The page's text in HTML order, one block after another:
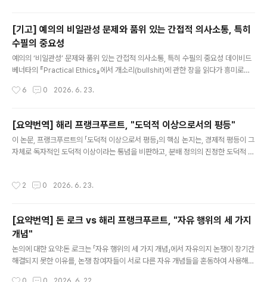
[기고] 예의의 비일관성 문제와 품위 있는 간접적 의사소통, 특히
수필의 중요성
예의의 ‘비일관성’ 문제와 품위 있는 간접적 의사소통, 특히 수필의 중요성 데이비드
베너타의 『Practical Ethics』에서 개소리(bullshit)에 관한 장을 읽다가 흥미로운
더 예의에 어긋난다고 여겨지는 경우가 많다는 것이다. 베너타는 이것이 개소리에만
다면 그것은 분명 예의에 어긋나는 행동이다. 그러나 그에게 "당신은 대화를 독점하
고 있습니다"라고 말하는 사람은 종종 그보다 더 예의에 어긋난 사람으로 평가된다.
베너타는 이것을 ‘예의의 비일관성’(inconsistency of politeness)이라고 말한
다. 그리고 그런 비일관성..
6 0 2026. 6. 23.
[요약번역] 해리 프랭크푸르트, "도덕적 이상으로서의 평등"
이 논문, 프랭크푸르트의 「도덕적 이상으로서 평등」의 핵심 논지는, 경제적 평등이 그
자체로 독자적인 도덕적 이상이라는 통념을 비판하고, 분배 정의의 진정한 도덕적 기
라, 각자가 자신의 삶을 영위하는 데 충분한 것을 소유하는 것이다. 어떤 사람이 다른
하여 필요한 수준에 미달하는가 여부이다. 따라서 평등주의가 문제 삼는 불평등은 실
제로는 대개 빈곤이나 결핍의 문제를 잘못 기술한..
2 0 2026. 6. 23.
[요약번역] 돈 로크 vs 해리 프랭크푸르트, "자유 행위의 세 가지
개념"
논의에 대한 요약:돈 로크는 「자유 행위의 세 가지 개념」에서 자유의지 논쟁이 장기간
해결되지 못한 이유를, 논쟁 참여자들이 서로 다른 자유 개념들을 혼동하여 사용해